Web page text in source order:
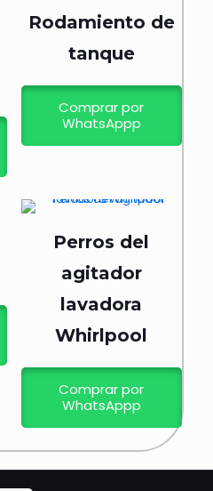
Rodamiento de
tanque
Comprar por
WhatsAppp
Perros del
agitador
lavadora
Whirlpool
Comprar por
WhatsAppp